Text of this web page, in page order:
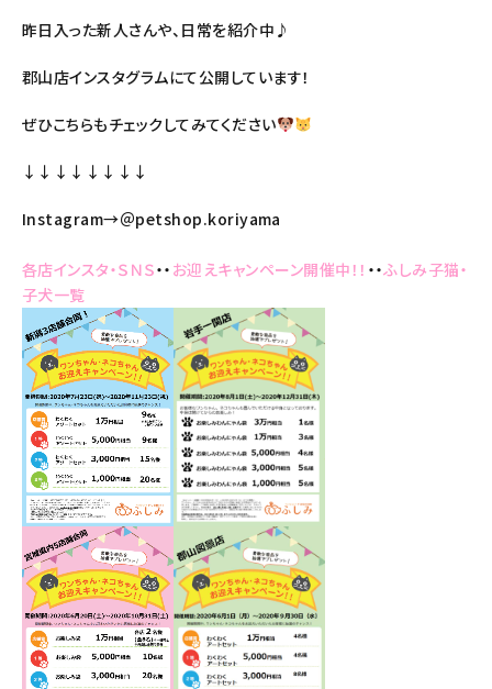
昨日入った新人さんや、日常を紹介中♪
郡山店インスタグラムにて公開しています！
ぜひこちらもチェックしてみてください
↓↓↓↓↓↓↓↓
Instagram→＠petshop.koriyama
各店インスタ・ＳＮＳ・・ お迎えキャンペーン開催中！！ ・・ふしみ子猫・
子犬一覧